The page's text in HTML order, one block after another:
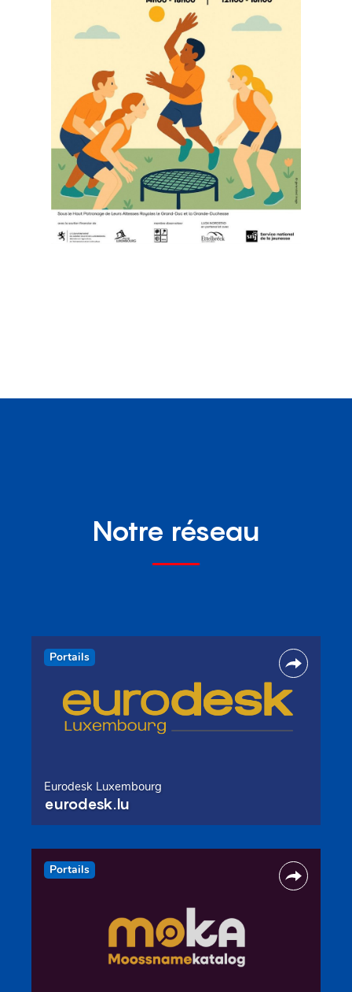
Notre réseau
Portails
Eurodesk Luxembourg
eurodesk.lu
Portails